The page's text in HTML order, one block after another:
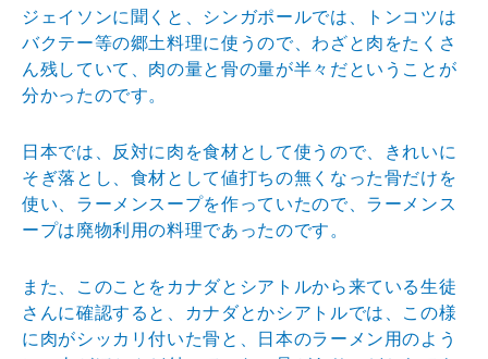
ジェイソンに聞くと、シンガポールでは、トンコツは
バクテー等の郷土料理に使うので、わざと肉をたくさ
ん残していて、肉の量と骨の量が半々だということが
分かったのです。
日本では、反対に肉を食材として使うので、きれいに
そぎ落とし、食材として値打ちの無くなった骨だけを
使い、ラーメンスープを作っていたので、ラーメンス
ープは廃物利用の料理であったのです。
また、このことをカナダとシアトルから来ている生徒
さんに確認すると、カナダとかシアトルでは、この様
に肉がシッカリ付いた骨と、日本のラーメン用のよう